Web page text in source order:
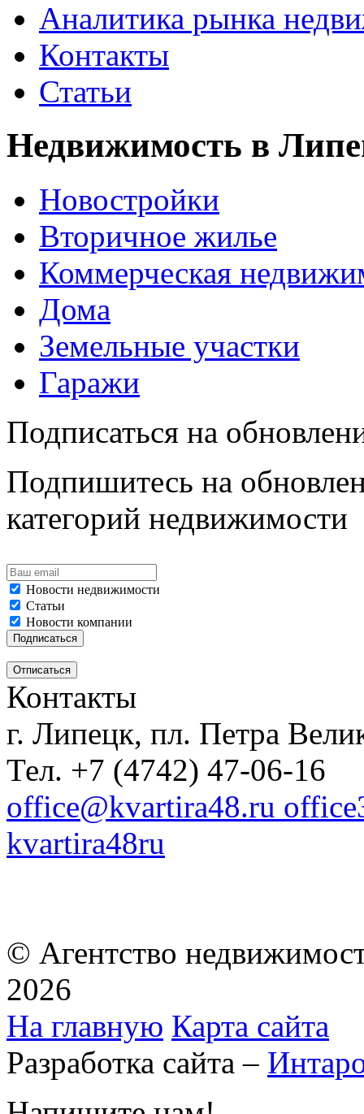
Аналитика рынка
Контакты
Статьи
Недвижимость в
Новостройки
Вторичное жилье
Коммерческая
Дома
Земельные участки
Гаражи
Подписаться на
Подпишитесь на
категорий недвижимости
Новости недвижимости
Статьи
Новости компании
Контакты
г. Липецк, пл. Петра
Тел. +7 (4742) 47-06-16
office@kvartira48.ru
kvartira48ru
© Агентство
2026
На главную Карта сайта
Разработка сайта –